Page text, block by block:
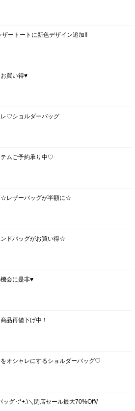
ートートに新色デザイン追加!!
買い得♥
♡ショルダーバッグ
ムご予約承り中♡
レザーバッグが半額に☆
ドバッグがお買い得☆
会に是非♥
品再値下げ中！
オシャレにするショルダーバッグ♡
ッグ･:*+.\＼閉店セール最大70%Off//